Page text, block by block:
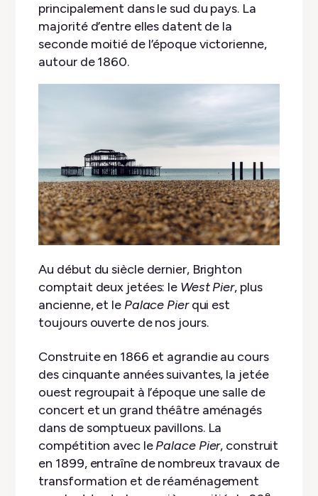
principalement dans le sud du pays. La
majorité d’entre elles datent de la
seconde moitié de l’époque victorienne,
autour de 1860.
Au début du siècle dernier, Brighton
comptait deux jetées: le West Pier, plus
ancienne, et le Palace Pierqui est
toujours ouverte de nos jours.
Construite en 1866 et agrandie au cours
des cinquante années suivantes, la jetée
ouest regroupait à l’époque une salle de
concert et un grand théâtre aménagés
dans de somptueux pavillons. La
compétition avec lePalace Pier, construit
en 1899, entraîne de nombreux travaux de
transformation et de réaménagement